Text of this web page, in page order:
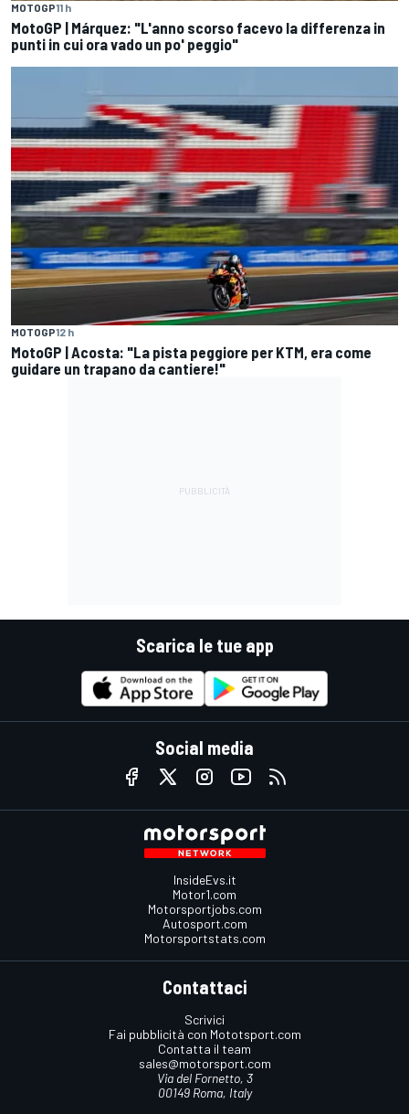
MOTOGP11 h
MotoGP | Márquez: "L'anno scorso facevo la differenza in
punti in cui ora vado un po' peggio"
MOTOGP12 h
MotoGP | Acosta: "La pista peggiore per KTM, era come
guidare un trapano da cantiere!"
Scarica le tue app
Social media
InsideEvs.it
Motor1.com
Motorsportjobs.com
Autosport.com
Motorsportstats.com
Contattaci
Scrivici
Fai pubblicità con Mototsport.com
Contatta il team
sales@motorsport.com
Via del Fornetto, 3
00149 Roma, Italy